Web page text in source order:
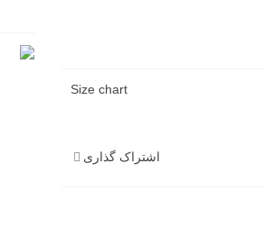
Size chart
اشتراک گذاری